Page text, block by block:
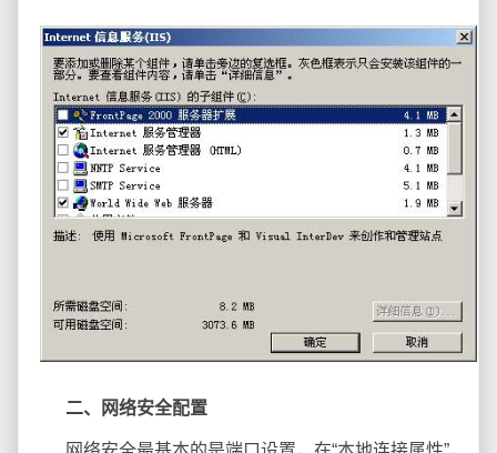
二、网络安全配置